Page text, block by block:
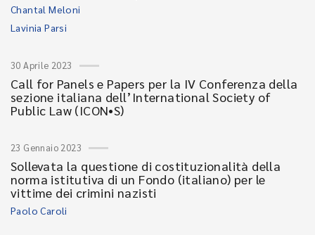
Chantal Meloni
Lavinia Parsi
30 Aprile 2023
Call for Panels e Papers per la IV Conferenza della
sezione italiana dell’International Society of
Public Law (ICON•S)
23 Gennaio 2023
Sollevata la questione di costituzionalità della
norma istitutiva di un Fondo (italiano) per le
vittime dei crimini nazisti
Paolo Caroli